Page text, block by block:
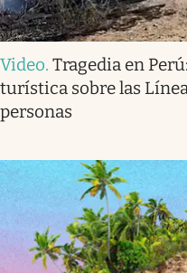
Video. Tragedia en
turística sobre las
personas